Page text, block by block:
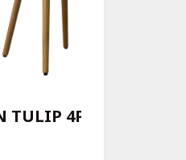
TULIP 4P WOOD